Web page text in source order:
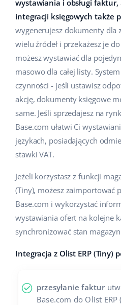
Sprzedaż na marketplace
Automatyzacja procesów
Zarządzanie wysyłką
Automatyzacja cen
AI dla e-commerce
Ekosystem
Super Merchant
Responso
Base Store
Dom i ogród
Dziecko
Elektronika
Motoryzacja
Supermarket
Zdrowie i uroda
Moda
Pomoc
Akademia
Wdrożenia systemu
Konsultacje i szkolenia
Audyt konta
Konfiguracja konta
Inne
Katalog Partnerów Base
english (GB)
english (IN)
čeština
deutsch
Ελληνικά
español (AR)
español (MX)
Italiano
română
wystawiania i obsługi faktur,
integracji księgowych także
wygenerujesz dokumenty dla
wielu źródeł i przekażesz je
możesz wystawiać dla
masowo dla całej listy.
czynności - jeśli ustawisz
akcję, dokumenty księgowe
same. Jeśli sprzedajesz na
Base.com ułatwi Ci
językach, posiadających
stawki VAT.
Jeżeli korzystasz z funkcji
(Tiny), możesz zaimportować
Base.com i wykorzystać
wystawiania ofert na kolejne
synchronizować stan
Integracja z Olist ERP (Tiny)
przesyłanie faktur
Base.com do Olist ERP